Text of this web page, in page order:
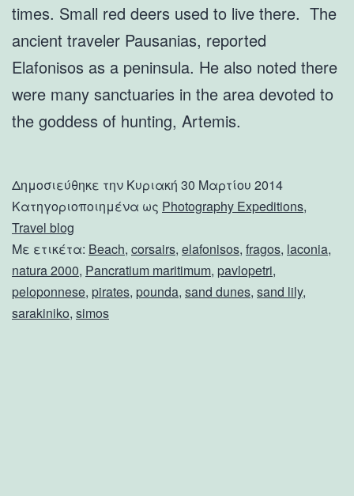
times. Small red deers used to live there. The
ancient traveler Pausanias, reported
Elafonisos as a peninsula. He also noted there
were many sanctuaries in the area devoted to
the goddess of hunting, Artemis.
Δημοσιεύθηκε την Κυριακή 30 Μαρτίου 2014
Κατηγοριοποιημένα ως Photography Expeditions,
Travel blog
Με ετικέτα: Beach, corsairs, elafonisos, fragos, laconia,
natura 2000, Pancratium maritimum, pavlopetri,
peloponnese, pirates, pounda, sand dunes, sand lily,
sarakiniko, simos